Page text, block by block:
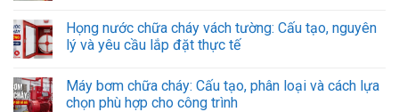
Họng nước chữa cháy vách tường: Cấu tạo, nguyên
lý và yêu cầu lắp đặt thực tế
Máy bơm chữa cháy: Cấu tạo, phân loại và cách lựa
chọn phù hợp cho công trình